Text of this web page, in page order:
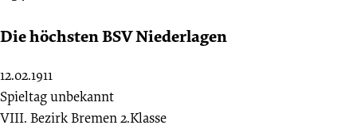
Die höchsten BSV Niederlagen
12.02.1911
Spieltag unbekannt
VIII. Bezirk Bremen 2.Klasse